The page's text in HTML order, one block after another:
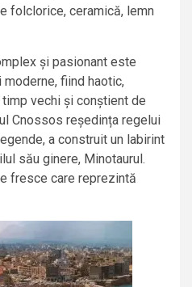
folclorice, ceramică, lemn
și pasionant este
fiind haotic,
vechi și conștient de
Cnossos reședința regelui
a construit un labirint
său ginere, Minotaurul.
fresce care reprezintă